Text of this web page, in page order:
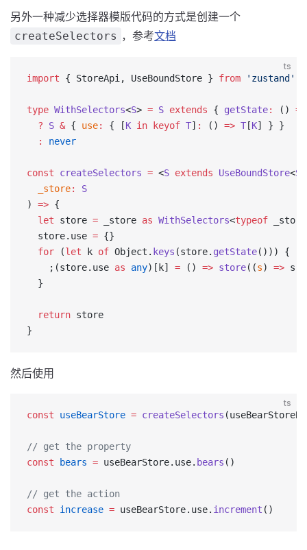
另外一种减少选择器模版代码的方式是创建一个
createSelectors ，参考文档
ts
import { StoreApi, UseBoundStore } from 'zustand'
type WithSelectors<S> = S extends { getState: () =>
  ?
S & { use: { [K in keyof T] : () => T [K] } }
  :
never
const createSelectors = <S extends UseBoundStore<
  _store
:
S
) => {
  let
store = _store as WithSelectors<typeof
  store.use
= {}
  for
(let k of Object. keys (store. getState())) {
    ;(store.use
as any)[k] = () => store((s) =>
  }
  return
store
}
然后使用
ts
const useBearStore = createSelectors
// get the property
const bears = useBearStore.use. bears ()
// get the action
const increase = useBearStore.use. increment ()